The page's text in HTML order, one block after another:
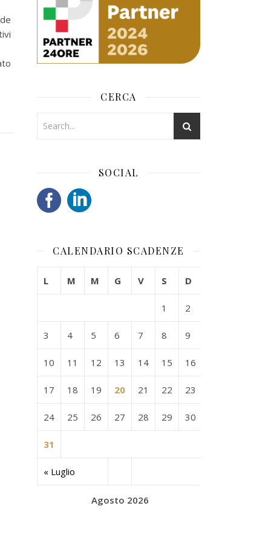
CERCA
SOCIAL
CALENDARIO SCADENZE
Agosto 2026
L M M G V S D
« Luglio
1 2
3 4 5 6 7 8 9
10 11 12 13 14 15 16
17 18 19 20 21 22 23
24 25 26 27 28 29 30
31